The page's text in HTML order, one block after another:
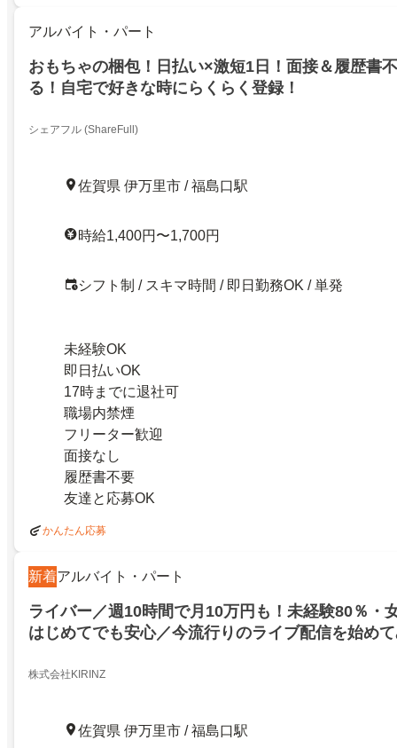
アルバイト・パート
おもちゃの梱包！日払い×激短1日！面接＆履歴書
る！自宅で好きな時にらくらく登録！
シェアフル (ShareFull)
佐賀県 伊万里市 / 福島口駅
時給1,400円〜1,700円
シフト制 / スキマ時間 / 即日勤務OK / 単発
未経験OK
即日払いOK
17時までに退社可
職場内禁煙
フリーター歓迎
面接なし
履歴書不要
友達と応募OK
かんたん応募
新着アルバイト・パート
ライバー／週10時間で月10万円も！未経験80％・
はじめてでも安心／今流行りのライブ配信を始め
株式会社KIRINZ
佐賀県 伊万里市 / 福島口駅